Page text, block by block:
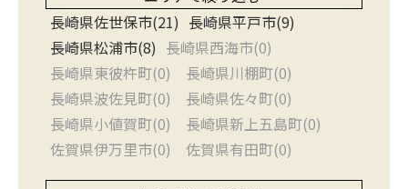
長崎県佐世保市(21) 長崎県平戸市(9)
長崎県松浦市(8) 長崎県西海市(0)
長崎県東彼杵町(0)
長崎県川棚町(0)
長崎県波佐見町(0)
長崎県佐々町(0)
長崎県小値賀町(0)
長崎県新上五島町(0)
佐賀県伊万里市(0)
佐賀県有田町(0)